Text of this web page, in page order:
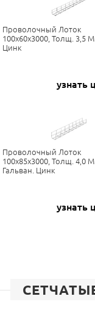
Проволочный Лоток
100х60х3000, Толщ. 3,5
Цинк
узнать
Проволочный Лоток
100х85х3000, Толщ. 4,0
Гальван. Цинк
узнать